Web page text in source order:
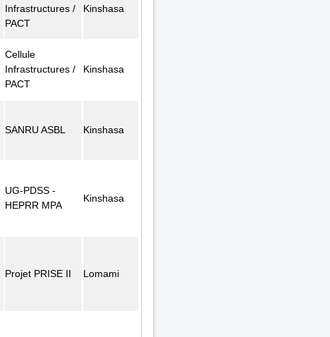
Infrastructures /
PACT
Kinshasa
Cellule
Infrastructures /
PACT
Kinshasa
SANRU ASBL Kinshasa
UG-PDSS -
HEPRR MPA
Kinshasa
Projet PRISE II Lomami